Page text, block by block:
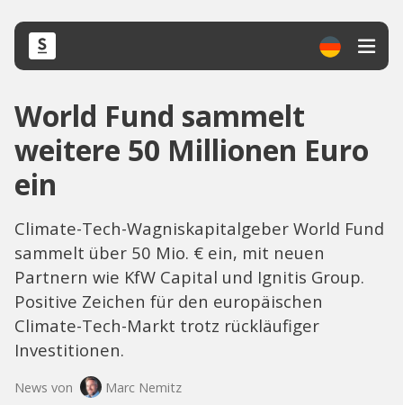
World Fund sammelt
weitere 50 Millionen Euro
ein
Climate-Tech-Wagniskapitalgeber World Fund
sammelt über 50 Mio. € ein, mit neuen
Partnern wie KfW Capital und Ignitis Group.
Positive Zeichen für den europäischen
Climate-Tech-Markt trotz rückläufiger
Investitionen.
News von
Marc Nemitz